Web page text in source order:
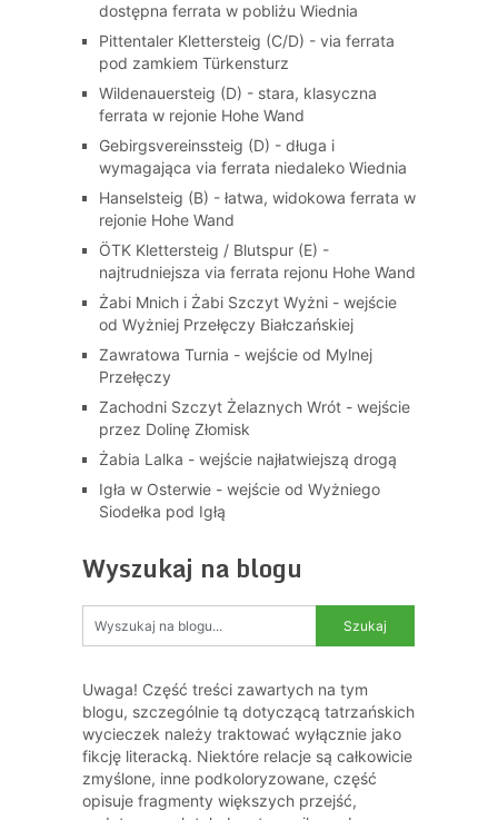
dostępna ferrata w pobliżu Wiednia
Pittentaler Klettersteig (C/D) - via ferrata
pod zamkiem Türkensturz
Wildenauersteig (D) - stara, klasyczna
ferrata w rejonie Hohe Wand
Gebirgsvereinssteig (D) - długa i
wymagająca via ferrata niedaleko Wiednia
Hanselsteig (B) - łatwa, widokowa ferrata w
rejonie Hohe Wand
ÖTK Klettersteig / Blutspur (E) -
najtrudniejsza via ferrata rejonu Hohe Wand
Żabi Mnich i Żabi Szczyt Wyżni - wejście
od Wyżniej Przełęczy Białczańskiej
Zawratowa Turnia - wejście od Mylnej
Przełęczy
Zachodni Szczyt Żelaznych Wrót - wejście
przez Dolinę Złomisk
Żabia Lalka - wejście najłatwiejszą drogą
Igła w Osterwie - wejście od Wyżniego
Siodełka pod Igłą
Wyszukaj na blogu
Uwaga! Część treści zawartych na tym
blogu, szczególnie tą dotyczącą tatrzańskich
wycieczek należy traktować wyłącznie jako
fikcję literacką. Niektóre relacje są całkowicie
zmyślone, inne podkoloryzowane, część
opisuje fragmenty większych przejść,